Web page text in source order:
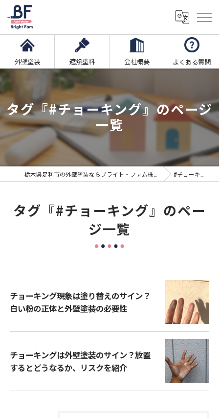
外壁塗装 遮熱塗料 会社概要 よくある質問
タグ『#チョーキング』のページ
一覧
#チョーキング
タグ『#チョーキング』のペー
ジ一覧
チョーキング現象は塗り替えのサイン？
白い粉の正体と外壁塗装の必要性
チョーキングは外壁塗装のサイン？放置
するとどうなるか、リスクを紹介